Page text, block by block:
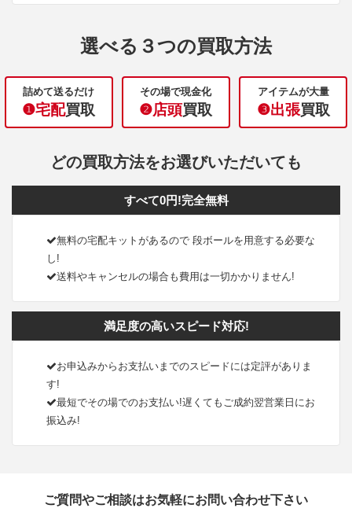
選べる３つの買取方法
詰めて送るだけ
❶宅配買取
その場で現金化
❷店頭買取
アイテムが大量
❸出張買取
どの買取方法をお選びいただいても
すべて0円!完全無料
無料の宅配キットがあるので 段ボールを用意する必要な
し!
送料やキャンセルの場合も費用は一切かかりません!
満足度の高いスピード対応!
お申込みからお支払いまでのスピードには定評がありま
す!
最短でその場でのお支払い!遅くてもご成約翌営業日にお
振込み!
ご質問やご相談はお気軽にお問い合わせ下さい